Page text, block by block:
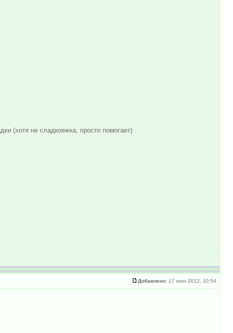
(хотя не сладкоежка, просто помогает)
Добавлено: 17 июн 2012, 10:54